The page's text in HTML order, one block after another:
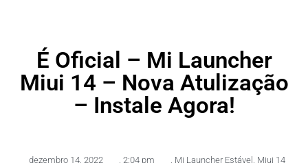
É Oficial – Mi Launcher
Miui 14 – Nova Atulização
– Instale Agora!
dezembro 14, 2022 , 2:04 pm , Mi Launcher Estável , Miui 14